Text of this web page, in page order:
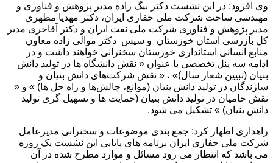
وی افزود: در این نشست دکتر بیگ زاده مدیر پژوهش و فناوری و
مهندسی ساخت شرکت ملی حفاری ایران، دکتر مهدیا مطهری
مدیر پژوهش و فناوری شرکت ملی نفت ایران و دکتر آقاجری مدیر
کل بازرسی استان خوزستان و سپس دکتر موالی زاده معاون
منابع انسانی استانداری خوزستان سخنرانی خواهند داشت و در
ادامه سه پنل تخصصی با عنوان « نقش دانشگاه ها در تولید دانش
بنیان (تبیین شعار سال)» ، « نقش شرکت‌های دانش بنیان و
سازندگان در تولید دانش بنیان (موانع، چالش‌ها و راه حل ها) » و «
نقش حامیان در تولید دانش بنیان (حمایت ها و تسهیل گری تولید
دانش بنیان) » تشکیل می شود.
راهداری اظهار کرد: جمع بندی موضوعات و سخنرانی مدیرعامل
شرکت ملی حفاری ایران برنامه های پایایی این نشست یک روزه
می باشد که انتظار می رود مسائل و موارد مطرح شده در آن